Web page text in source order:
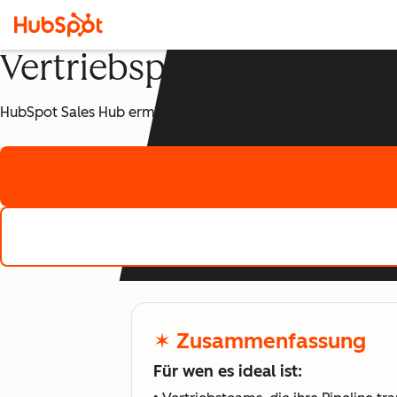
Vertriebspipeline mit
HubSpot Sales Hub ermöglicht Vertriebsteams, ihre
✶ Zusammenfassung
Für wen es ideal ist: